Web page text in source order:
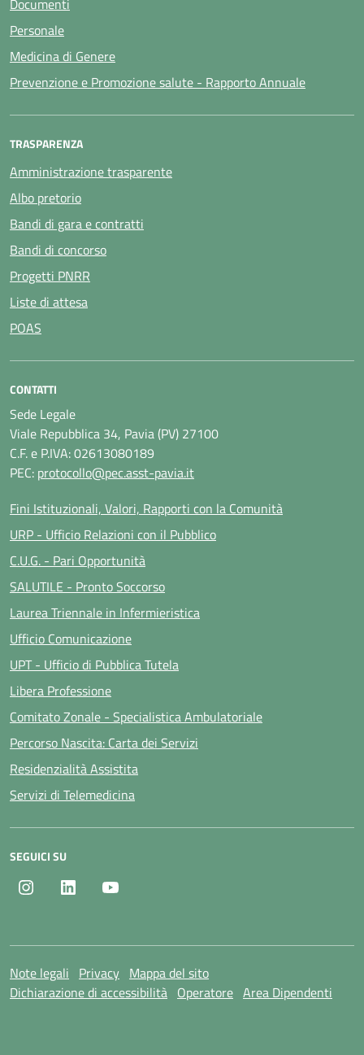
Documenti
Personale
Medicina di Genere
Prevenzione e Promozione salute - Rapporto Annuale
TRASPARENZA
Amministrazione trasparente
Albo pretorio
Bandi di gara e contratti
Bandi di concorso
Progetti PNRR
Liste di attesa
POAS
CONTATTI
Sede Legale
Viale Repubblica 34, Pavia (PV) 27100
C.F. e P.IVA: 02613080189
PEC: protocollo@pec.asst-pavia.it
Fini Istituzionali, Valori, Rapporti con la Comunità
URP - Ufficio Relazioni con il Pubblico
C.U.G. - Pari Opportunità
SALUTILE - Pronto Soccorso
Laurea Triennale in Infermieristica
Ufficio Comunicazione
UPT - Ufficio di Pubblica Tutela
Libera Professione
Comitato Zonale - Specialistica Ambulatoriale
Percorso Nascita: Carta dei Servizi
Residenzialità Assistita
Servizi di Telemedicina
SEGUICI SU
Instagram LinkedIn
Note legali Privacy Mappa del sito
Dichiarazione di accessibilità Operatore Area Dipendenti